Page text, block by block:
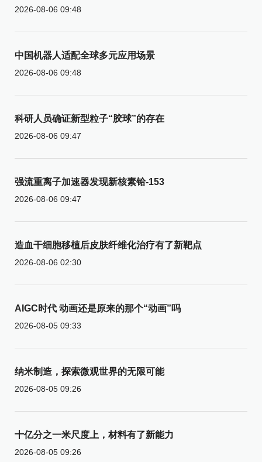
2026-08-06 09:48
中国机器人适配全球多元应用场景
2026-08-06 09:48
科研人员确证新型粒子“胶球”的存在
2026-08-06 09:47
强流重离子加速器发现新核素铪-153
2026-08-06 09:47
造血干细胞移植后皮肤纤维化治疗有了新靶点
2026-08-06 02:30
AIGC时代 动画还是原来的那个“动画”吗
2026-08-05 09:33
纳米制造，探索微观世界的无限可能
2026-08-05 09:26
十亿分之一米尺度上，材料有了新能力
2026-08-05 09:26